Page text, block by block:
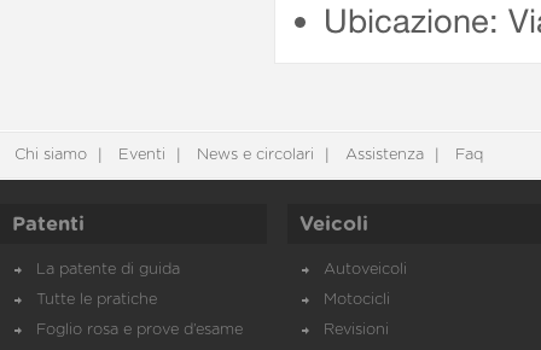
Ubicazione:
Chi siamo Eventi News e circolari Assistenza Faq
Patenti
La patente di guida
Tutte le pratiche
Foglio rosa e prove d’esame
Veicoli
Autoveicoli
Motocicli
Revisioni